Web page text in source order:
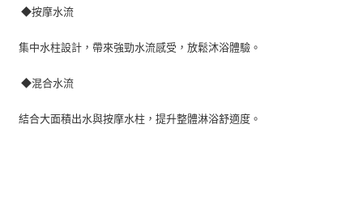
◆按摩水流
集中水柱設計，帶來強勁水流感受，放鬆沐浴體驗。
◆混合水流
結合大面積出水與按摩水柱，提升整體淋浴舒適度。